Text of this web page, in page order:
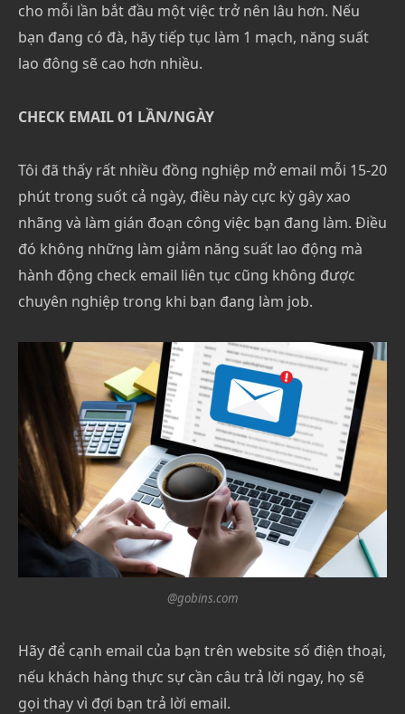
cho mỗi lần bắt đầu một việc trở nên lâu hơn. Nếu
bạn đang có đà, hãy tiếp tục làm 1 mạch, năng suất
lao đông sẽ cao hơn nhiều.
CHECK EMAIL 01 LẦN/NGÀY
Tôi đã thấy rất nhiều đồng nghiệp mở email mỗi 15-20
phút trong suốt cả ngày, điều này cực kỳ gây xao
nhãng và làm gián đoạn công việc bạn đang làm. Điều
đó không những làm giảm năng suất lao động mà
hành động check email liên tục cũng không được
chuyên nghiệp trong khi bạn đang làm job.
@gobins.com
Hãy để cạnh email của bạn trên website số điện thoại,
nếu khách hàng thực sự cần câu trả lời ngay, họ sẽ
gọi thay vì đợi bạn trả lời email.